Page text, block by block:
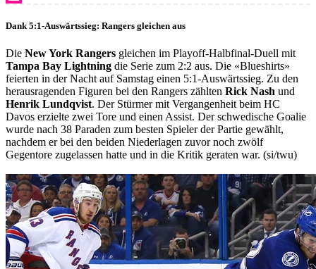
Dank 5:1-Auswärtssieg: Rangers gleichen aus
Die New York Rangers gleichen im Playoff-Halbfinal-Duell mit
Tampa Bay Lightning die Serie zum 2:2 aus. Die «Blueshirts»
feierten in der Nacht auf Samstag einen 5:1-Auswärtssieg. Zu den
herausragenden Figuren bei den Rangers zählten Rick Nash und
Henrik Lundqvist. Der Stürmer mit Vergangenheit beim HC
Davos erzielte zwei Tore und einen Assist. Der schwedische Goalie
wurde nach 38 Paraden zum besten Spieler der Partie gewählt,
nachdem er bei den beiden Niederlagen zuvor noch zwölf
Gegentore zugelassen hatte und in die Kritik geraten war. (si/twu)